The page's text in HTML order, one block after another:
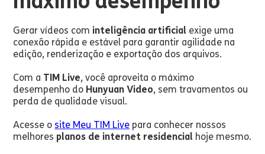
Gerar vídeos com inteligência artificial exige uma
conexão rápida e estável para garantir agilidade na
edição, renderização e exportação dos arquivos.
Com a TIM Live, você aproveita o máximo
desempenho do Hunyuan Video, sem travamentos ou
perda de qualidade visual.
Acesse o site Meu TIM Live para conhecer nossos
melhores planos de internet residencial hoje mesmo.